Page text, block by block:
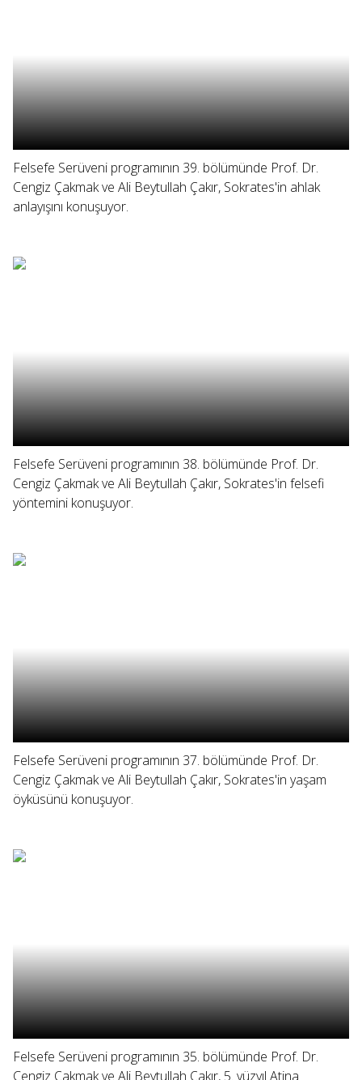
Felsefe Serüveni programının 39. bölümünde Prof. Dr.
Cengiz Çakmak ve Ali Beytullah Çakır, Sokrates'in ahlak
anlayışını konuşuyor.
Felsefe Serüveni programının 38. bölümünde Prof. Dr.
Cengiz Çakmak ve Ali Beytullah Çakır, Sokrates'in felsefi
yöntemini konuşuyor.
Felsefe Serüveni programının 37. bölümünde Prof. Dr.
Cengiz Çakmak ve Ali Beytullah Çakır, Sokrates'in yaşam
öyküsünü konuşuyor.
Felsefe Serüveni programının 35. bölümünde Prof. Dr.
Cengiz Çakmak ve Ali Beytullah Çakır, 5. yüzyıl Atina